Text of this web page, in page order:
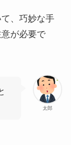
、巧妙な手
が必要で
太郎